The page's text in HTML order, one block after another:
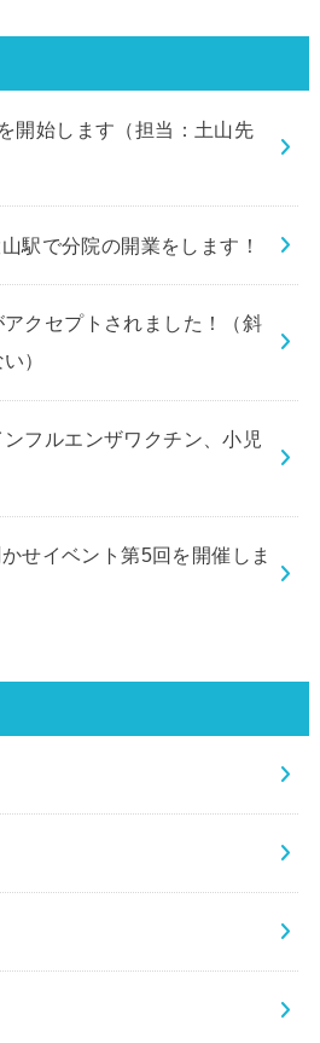
開始します（担当：土山先
駅で分院の開業をします！
クセプトされました！（斜
）
フルエンザワクチン、小児
せイベント第5回を開催しま